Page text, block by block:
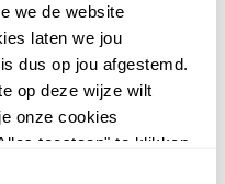
we de website
laten we jou
dus op jou afgestemd.
op deze wijze wilt
onze cookies
toestaan" te klikken.